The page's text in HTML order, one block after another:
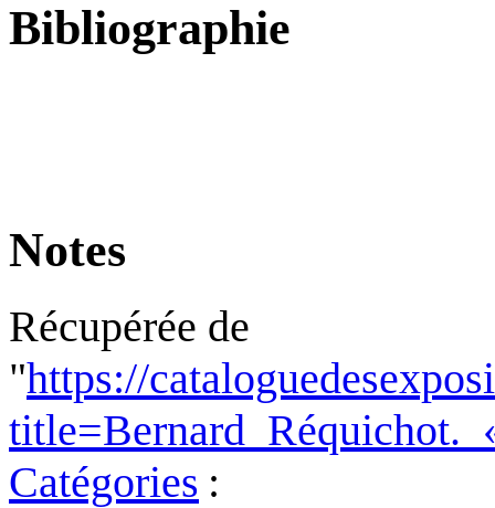
Bibliographie
Notes
Récupérée de
"https://
Catégories :